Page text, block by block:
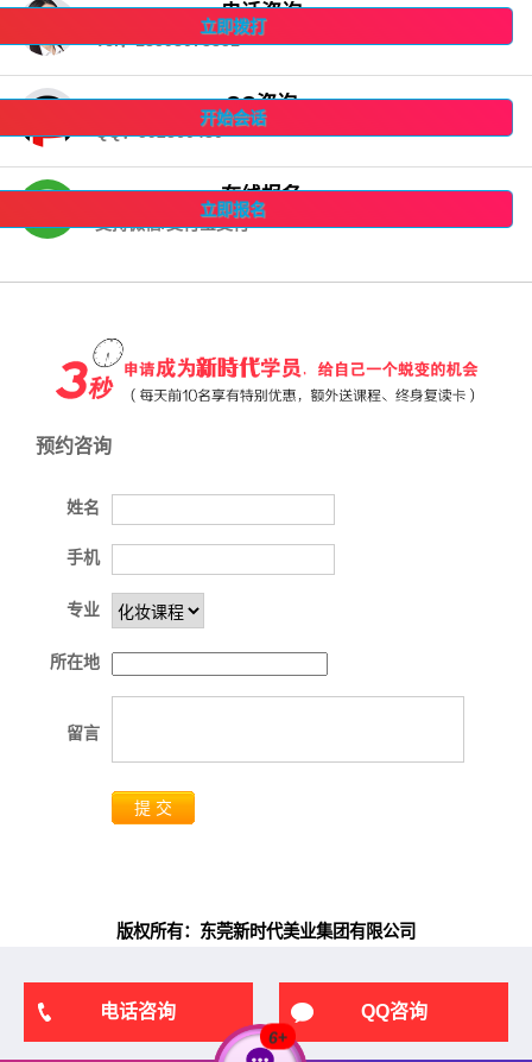
电话咨询
Tel：18598073351
立即拨打
QQ咨询
QQ：592860480
开始会话
在线报名
支持微信/支付宝支付
立即报名
预约咨询
姓名
手机
专业
所在地
留言
提 交
版权所有：东莞新时代美业集团有限公司
电话咨询 QQ咨询
6+